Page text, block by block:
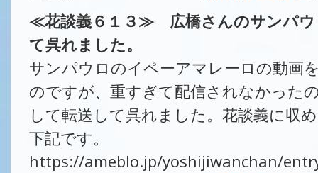
≪花談義６１３≫ 広橋さんのサンパウ
て呉れました。
サンパウロのイペーアマレーロの動画
のですが、重すぎて配信されなかった
して転送して呉れました。花談義に収
下記です。
https://ameblo.jp/yoshijiwanchan/